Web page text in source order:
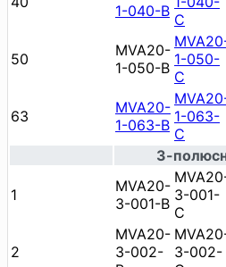
1-040-B C
50
MVA20-
1-050-B 1-050-
C
63
MVA20-
1-063-B 1-063-
C
3-
1
MVA20-
3-001-B 3-001-
C
2
MVA20-
3-002-
3-002-